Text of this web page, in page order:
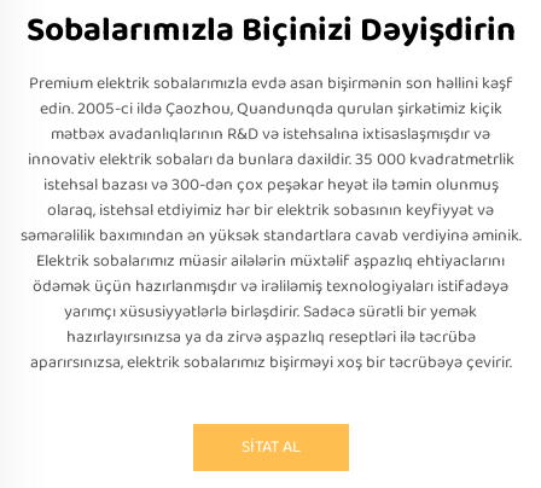
Sobalarımızla Biçinizi Dəyişdirin
Premium elektrik sobalarımızla evdə asan bişirmənin son həllini kəşf
edin. 2005-ci ildə Çaozhou, Quandunqda qurulan şirkətimiz kiçik
mətbəx avadanlıqlarının R&D və istehsalına ixtisaslaşmışdır və
innovativ elektrik sobaları da bunlara daxildir. 35 000 kvadratmetrlik
istehsal bazası və 300-dən çox peşəkar heyət ilə təmin olunmuş
olaraq, istehsal etdiyimiz hər bir elektrik sobasının keyfiyyət və
səmərəlilik baxımından ən yüksək standartlara cavab verdiyinə əminik.
Elektrik sobalarımız müasir ailələrin müxtəlif aşpazlıq ehtiyaclarını
ödəmək üçün hazırlanmışdır və irəliləmiş texnologiyaları istifadəyə
yarımçı xüsusiyyətlərlə birləşdirir. Sadəcə sürətli bir yemək
hazırlayırsınızsa ya da zirvə aşpazlıq reseptləri ilə təcrübə
aparırsınızsa, elektrik sobalarımız bişirməyi xoş bir təcrübəyə çevirir.
SİTAT AL